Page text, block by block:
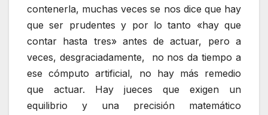
contenerla, muchas veces se nos dice que hay
que ser prudentes y por lo tanto «hay que
contar hasta tres» antes de actuar, pero a
veces, desgraciadamente, no nos da tiempo a
ese cómputo artificial, no hay más remedio
que actuar. Hay jueces que exigen un
equilibrio y una precisión matemático